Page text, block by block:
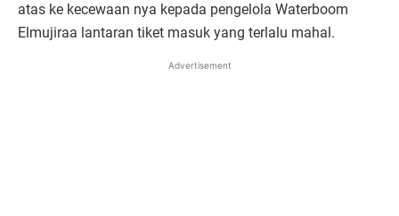
atas ke kecewaan nya kepada pengelola Waterboom
Elmujiraa lantaran tiket masuk yang terlalu mahal.
Advertisement